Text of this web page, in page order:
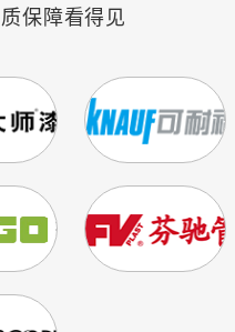
保障看得见
美国大师漆
德国WAGO